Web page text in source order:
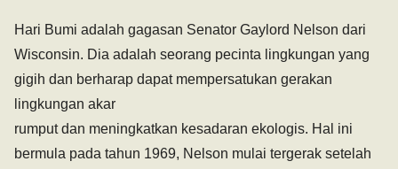
Hari Bumi adalah gagasan Senator Gaylord Nelson dari
Wisconsin. Dia adalah seorang pecinta lingkungan yang
gigih dan berharap dapat mempersatukan gerakan
lingkungan akar
rumput dan meningkatkan kesadaran ekologis. Hal ini
bermula pada tahun 1969, Nelson mulai tergerak setelah